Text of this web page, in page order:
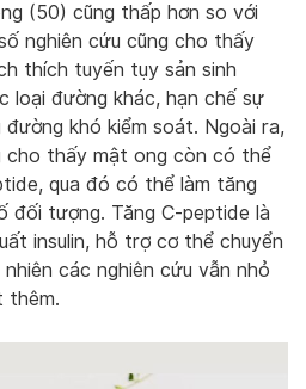
(50) cũng thấp hơn so với
nghiên cứu cũng cho thấy
thích tuyến tụy sản sinh
loại đường khác, hạn chế sự
khó kiểm soát. Ngoài ra,
cho thấy mật ong còn có thể
qua đó có thể làm tăng
đối tượng. Tăng C-peptide là
insulin, hỗ trợ cơ thể chuyển
các nghiên cứu vẫn nhỏ
thêm.